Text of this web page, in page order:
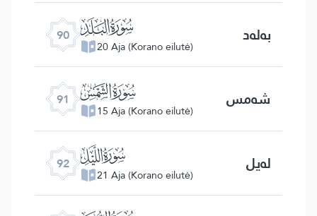
90 ﰇ
20 Aja (Korano eilutė) بەلەد
91 ﰈ
15 Aja (Korano eilutė) شەمس
92 ﰉ
21 Aja (Korano eilutė) لەيل